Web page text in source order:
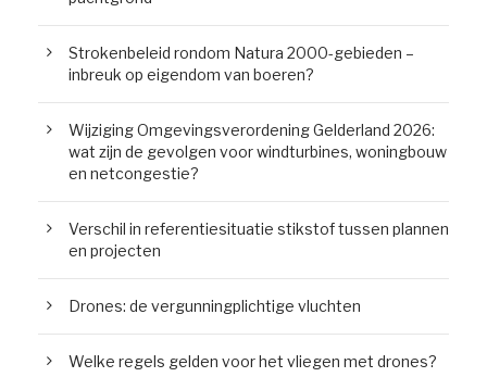
Strokenbeleid rondom Natura 2000-gebieden –
inbreuk op eigendom van boeren?
Wijziging Omgevingsverordening Gelderland 2026:
wat zijn de gevolgen voor windturbines, woningbouw
en netcongestie?
Verschil in referentiesituatie stikstof tussen plannen
en projecten
Drones: de vergunningplichtige vluchten
Welke regels gelden voor het vliegen met drones?